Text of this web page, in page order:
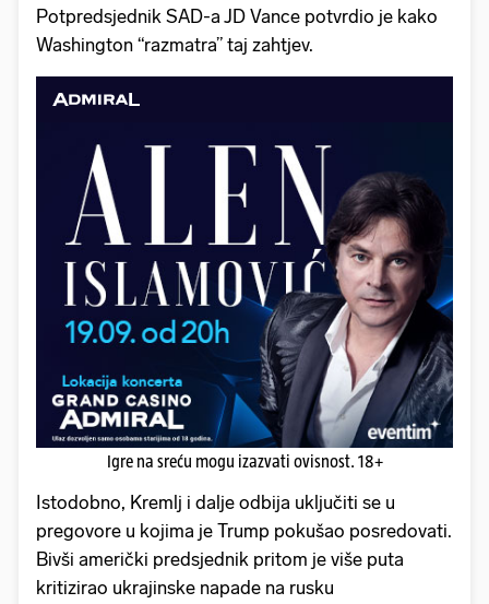
Potpredsjednik SAD-a JD Vance potvrdio je kako
Washington “razmatra” taj zahtjev.
Igre na sreću mogu izazvati ovisnost. 18+
Istodobno, Kremlj i dalje odbija uključiti se u
pregovore u kojima je Trump pokušao posredovati.
Bivši američki predsjednik pritom je više puta
kritizirao ukrajinske napade na rusku